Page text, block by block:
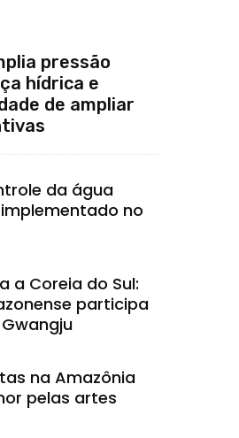
pressão
hídrica e
de ampliar
da água
no
a Coreia do Sul:
participa
na Amazônia
pelas artes